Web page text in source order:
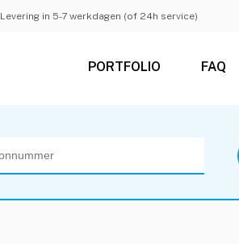
Levering in 5-7 werkdagen (of 24h service)
PORTFOLIO FAQ